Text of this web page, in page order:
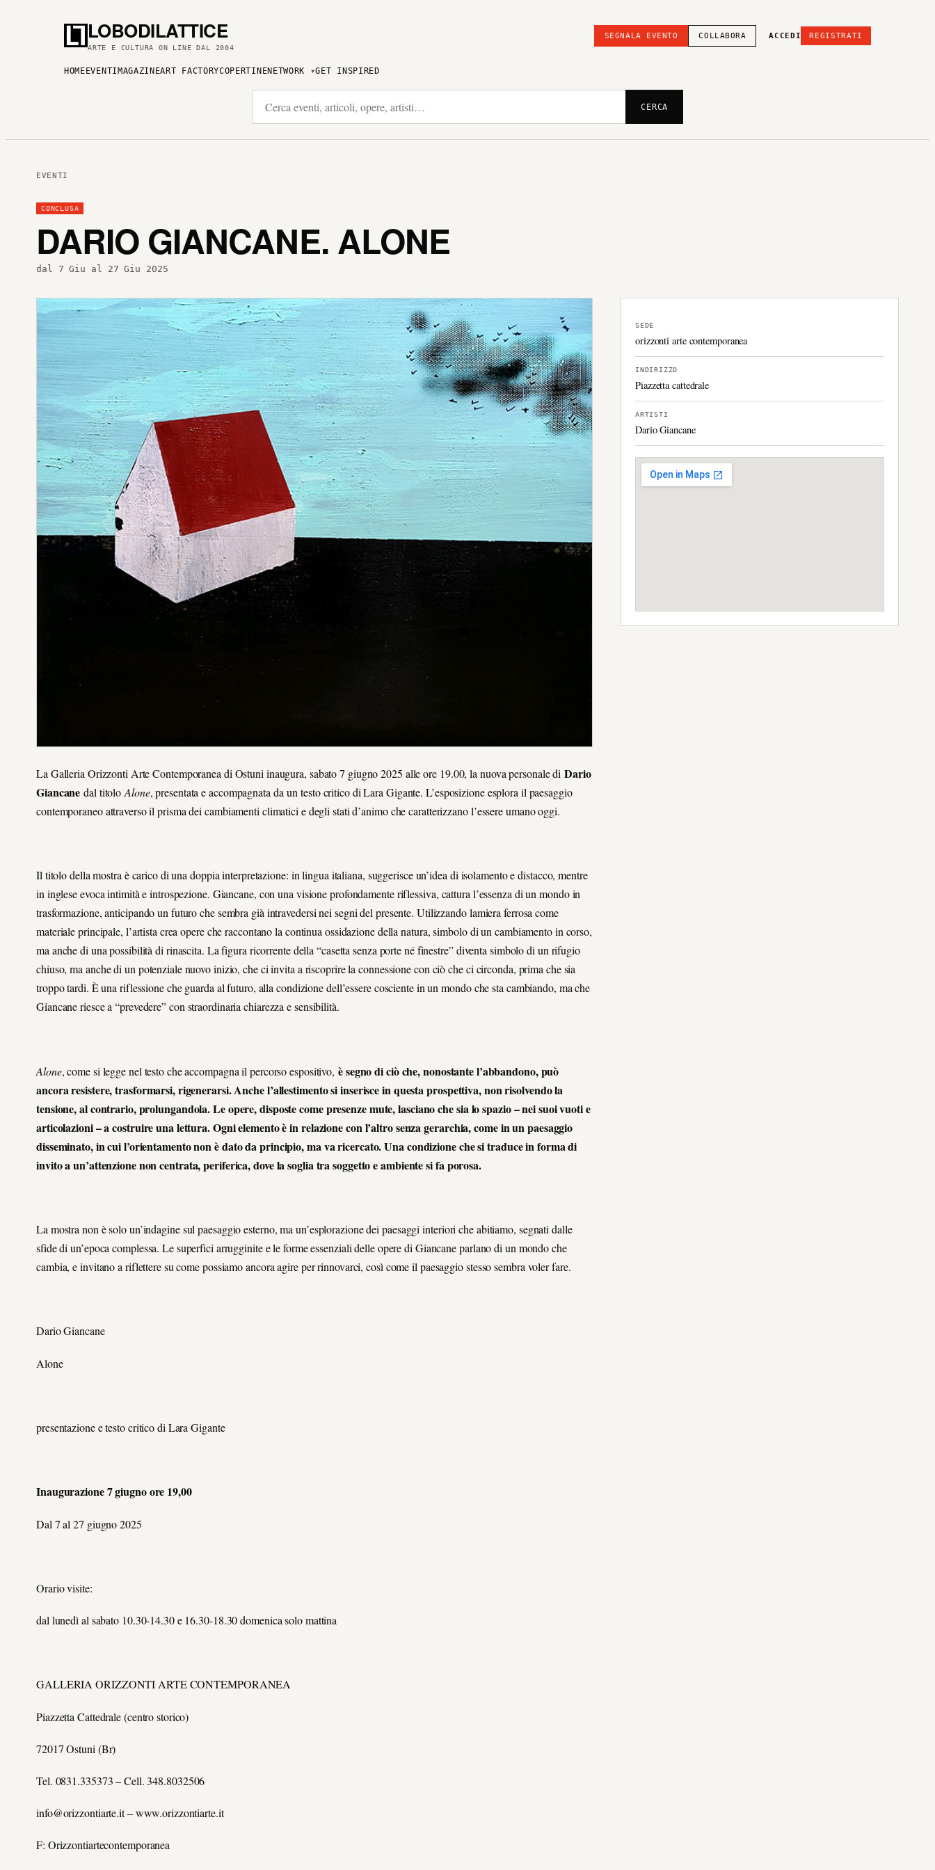
LOBODILATTICE
ARTE E CULTURA ON LINE DAL 2004
SEGNALA EVENTO COLLABORA ACCEDI REGISTRATI
HOME EVENTI MAGAZINEART FACTORYCOPERTINENETWORK GET INSPIRED
CERCA
EVENTI
CONCLUSA
DARIO GIANCANE. ALONE
dal 7 Giu al 27 Giu 2025
La Galleria Orizzonti Arte Contemporanea di Ostuni inaugura, sabato 7 giugno 2025 alle ore 19.00, la nuova personale di Dario
Giancane dal titoloAlone, presentata e accompagnata da un testo critico di Lara Gigante. L’esposizione esplora il paesaggio
contemporaneo attraverso il prisma dei cambiamenti climatici e degli stati d’animo che caratterizzano l’essere umano oggi.
Il titolo della mostra è carico di una doppia interpretazione: in lingua italiana, suggerisce un’idea di isolamento e distacco, mentre
in inglese evoca intimità e introspezione. Giancane, con una visione profondamente riflessiva, cattura l’essenza di un mondo in
trasformazione, anticipando un futuro che sembra già intravedersi nei segni del presente. Utilizzando lamiera ferrosa come
materiale principale, l’artista crea opere che raccontano la continua ossidazione della natura, simbolo di un cambiamento in corso,
ma anche di una possibilità di rinascita. La figura ricorrente della “casetta senza porte né finestre” diventa simbolo di un rifugio
chiuso, ma anche di un potenziale nuovo inizio, che ci invita a riscoprire la connessione con ciò che ci circonda, prima che sia
troppo tardi. È una riflessione che guarda al futuro, alla condizione dell’essere cosciente in un mondo che sta cambiando, ma che
Giancane riesce a “prevedere” con straordinaria chiarezza e sensibilità.
Alone, come si legge nel testo che accompagna il percorso espositivo, è segno di ciò che, nonostante l’abbandono, può
ancora resistere, trasformarsi, rigenerarsi. Anche l’allestimento si inserisce in questa prospettiva, non risolvendo la
tensione, al contrario, prolungandola. Le opere, disposte come presenze mute, lasciano che sia lo spazio – nei suoi vuoti e
articolazioni – a costruire una lettura. Ogni elemento è in relazione con l’altro senza gerarchia, come in un paesaggio
disseminato, in cui l’orientamento non è dato da principio, ma va ricercato. Una condizione che si traduce in forma di
invito a un’attenzione non centrata, periferica, dove la soglia tra soggetto e ambiente si fa porosa.
La mostra non è solo un’indagine sul paesaggio esterno, ma un’esplorazione dei paesaggi interiori che abitiamo, segnati dalle
sfide di un’epoca complessa. Le superfici arrugginite e le forme essenziali delle opere di Giancane parlano di un mondo che
cambia, e invitano a riflettere su come possiamo ancora agire per rinnovarci, così come il paesaggio stesso sembra voler fare.
Dario Giancane
Alone
presentazione e testo critico di Lara Gigante
Inaugurazione 7 giugno ore 19,00
Dal 7 al 27 giugno 2025
Orario visite:
dal lunedì al sabato 10.30-14.30 e 16.30-18.30 domenica solo mattina
GALLERIA ORIZZONTI ARTE CONTEMPORANEA
Piazzetta Cattedrale (centro storico)
72017 Ostuni (Br)
Tel. 0831.335373 – Cell. 348.8032506
info@orizzontiarte.it – www.orizzontiarte.it
F: Orizzontiartecontemporanea
SEDE
orizzonti arte contemporanea
INDIRIZZO
Piazzetta cattedrale
ARTISTI
Dario Giancane